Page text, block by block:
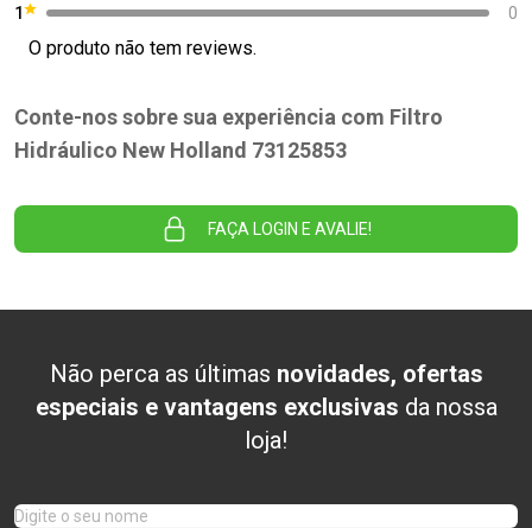
1
0
O produto não tem reviews.
Conte-nos sobre sua experiência com Filtro
Hidráulico New Holland 73125853
FAÇA LOGIN E AVALIE!
Não perca as últimas novidades, ofertas
especiais e vantagens exclusivas da nossa
loja!